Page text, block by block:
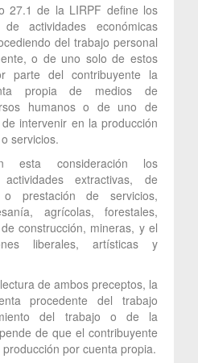
27.1 de la LIRPF define los
actividades económicas
del trabajo personal
o de uno solo de estos
parte del contribuyente la
propia de medios de
humanos o de uno de
intervenir en la producción
servicios.
esta consideración los
extractivas, de
o prestación de servicios,
agrícolas, forestales,
construcción, mineras, y el
liberales, artísticas y
de ambos preceptos, la
procedente del trabajo
del trabajo o de la
de que el contribuyente
por cuenta propia.